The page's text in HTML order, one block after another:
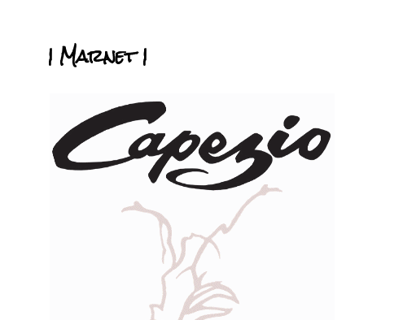
| Marnet |